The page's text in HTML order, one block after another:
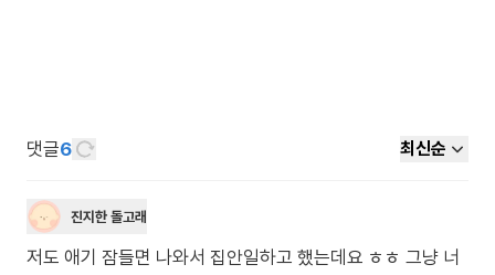
댓글6 최신순
진지한 돌고래
저도 애기 잠들면 나와서 집안일하고 했는데요 ㅎㅎ 그냥 너